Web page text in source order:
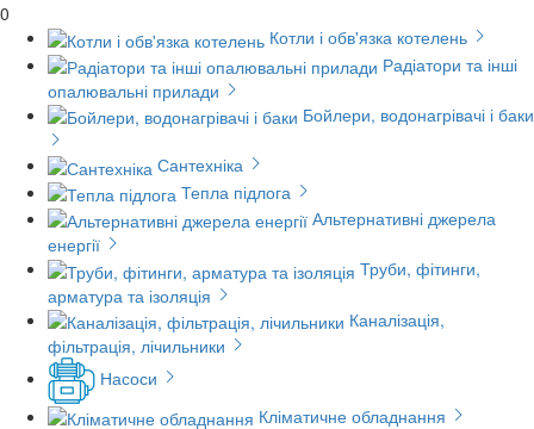
0
Котли і обв'язка котелень
Радіатори та інші
опалювальні прилади
Бойлери, водонагрівачі і баки
Сантехніка
Тепла підлога
Альтернативні джерела
енергії
Труби, фітинги,
арматура та ізоляція
Каналізація,
фільтрація, лічильники
Насоси
Кліматичне обладнання